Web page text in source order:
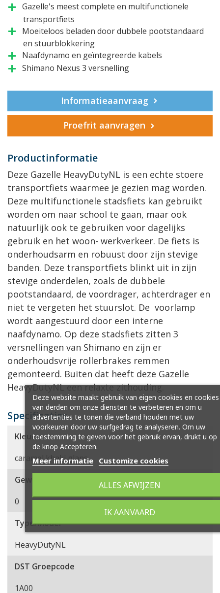
add Gazelle's meest complete en multifunctionele
transportfiets
add
Moeiteloos beladen door dubbele pootstandaard
en stuurblokkering
add Naafdynamo en geïntegreerde kabels
add Shimano Nexus 3 versnelling
Informatieaanvraag
Proefrit aanvragen
Productinformatie
Deze Gazelle HeavyDutyNL is een echte stoere
transportfiets waarmee je gezien mag worden.
Deze multifunctionele stadsfiets kan gebruikt
worden om naar school te gaan, maar ook
natuurlijk ook te gebruiken voor dagelijks
gebruik en het woon- werkverkeer. De fiets is
onderhoudsarm en robuust door zijn stevige
banden. Deze transportfiets blinkt uit in zijn
stevige onderdelen, zoals de dubbele
pootstandaard, de voordrager, achterdrager en
niet te vergeten het stuurslot. De voorlamp
wordt aangestuurd door een interne
naafdynamo. Op deze stadsfiets zitten 3
versnellingen van Shimano en zijn er
onderhoudsvrije rollerbrakes remmen
gemonteerd. Buiten dat heeft deze Gazelle
HeavyDutyNL een relaxte zithouding.
Specificaties
Kleur
caramel khaki glans
Gewicht (kg)
0
Type/Model
HeavyDutyNL
DST Groepcode
1A00
Deze website maakt gebruik van eigen cookies en cookies
van derden om onze diensten te verbeteren en om u
advertenties te tonen die verband houden met uw
voorkeuren door uw surfgedrag te analyseren. Om uw
toestemming te geven voor het gebruik ervan, drukt u op
de knop Accepteren.
Meer informatie Customize cookies
ALLES AFWIJZEN
IK AANVAARD